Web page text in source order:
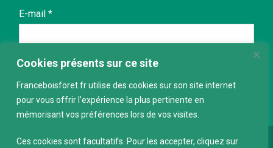
Cookies présents sur ce site
Franceboisforet.fr utilise des cookies sur son site internet
pour vous offrir l’expérience la plus pertinente en
mémorisant vos préférences lors de vos visites.
Ces cookies sont facultatifs. Pour les accepter, cliquez sur
E-mail *
Conception :keepdesign.fr